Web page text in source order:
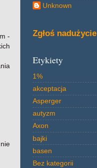
-
Unknown
Zgłoś nadużycie
Etykiety
1%
akceptacja
Asperger
autyzm
Axon
bajki
basen
Bez kategorii